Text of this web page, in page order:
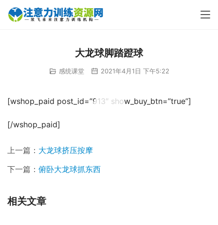
大龙球脚踏蹬球
感统课堂 2021年4月1日 下午5:22
[wshop_paid post_id=”913″ show_buy_btn=”true”]
00:00 / 07:15
[/wshop_paid]
上一篇： 大龙球挤压按摩
下一篇： 俯卧大龙球抓东西
相关文章